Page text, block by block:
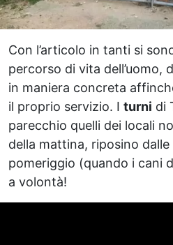
Con l’articolo in tanti si
percorso di vita dell’uomo,
in maniera concreta
il proprio servizio. I turni di
parecchio quelli dei locali
della mattina, riposino dalle
pomeriggio (quando i cani
a volontà!